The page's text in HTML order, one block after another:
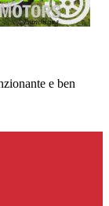
e ben